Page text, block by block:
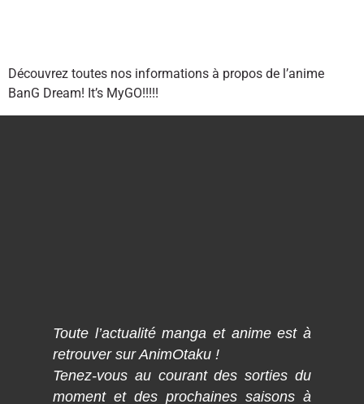
Découvrez toutes nos informations à propos de l’anime
BanG Dream! It’s MyGO!!!!!
Toute l’actualité manga et anime est à
retrouver sur AnimOtaku !
Tenez-vous au courant des sorties du
moment et des prochaines saisons à